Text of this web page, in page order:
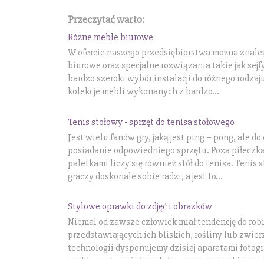
Przeczytać warto:
Różne meble biurowe
W ofercie naszego przedsiębiorstwa można
biurowe oraz specjalne rozwiązania takie jak
bardzo szeroki wybór instalacji do różnego
kolekcje mebli wykonanych z bardzo...
Tenis stołowy - sprzęt do tenisa stołowego
Jest wielu fanów gry, jaką jest ping – pong, ale
posiadanie odpowiedniego sprzętu. Poza
paletkami liczy się również stół do tenisa. Tenis
graczy doskonale sobie radzi, a jest to...
Stylowe oprawki do zdjęć i obrazków
Niemal od zawsze człowiek miał tendencję do
przedstawiających ich bliskich, rośliny lub
technologii dysponujemy dzisiaj aparatami